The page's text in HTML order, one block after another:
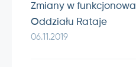
Zmiany w
Oddziału Rataje
06.11.2019